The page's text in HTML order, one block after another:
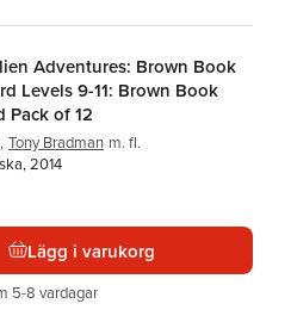
Adventures: Brown Book
Levels 9-11: Brown Book
Pack of 12
, Tony Bradman m. fl.
2014
Lägg i varukorg
5-8 vardagar